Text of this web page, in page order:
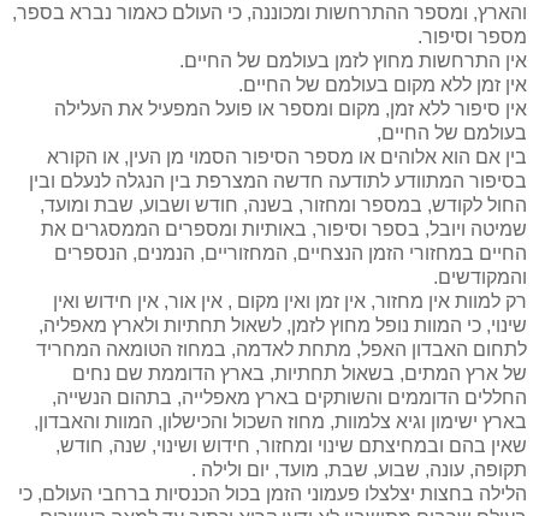
והארץ, ומספר ההתרחשות ומכוננה, כי העולם כאמור נברא בספר,
מספר וסיפור.
אין התרחשות מחוץ לזמן בעולמם של החיים.
אין זמן ללא מקום בעולמם של החיים.
אין סיפור ללא זמן, מקום ומספר או פועל המפעיל את העלילה
בעולמם של החיים,
בין אם הוא אלוהים או מספר הסיפור הסמוי מן העין, או הקורא
בסיפור המתוודע לתודעה חדשה המצרפת בין הנגלה לנעלם ובין
החול לקודש, במספר ומחזור, בשנה, חודש ושבוע, שבת ומועד,
שמיטה ויובל, בספר וסיפור, באותיות ומספרים הממסגרים את
החיים במחזורי הזמן הנצחיים, המחזוריים, הנמנים, הנספרים
והמקודשים.
רק למוות אין מחזור, אין זמן ואין מקום , אין אור, אין חידוש ואין
שינוי, כי המוות נופל מחוץ לזמן, לשאול תחתיות ולארץ מאפליה,
לתחום האבדון האפל, מתחת לאדמה, במחוז הטומאה המחריד
של ארץ המתים, בשאול תחתיות, בארץ הדוממת שם נחים
החללים הדוממים והשותקים בארץ מאפלייה, בתהום הנשייה,
בארץ ישימון וגיא צלמוות, מחוז השכול והכישלון, המוות והאבדון,
שאין בהם ובמחיצתם שינוי ומחזור, חידוש ושינוי, שנה, חודש,
תקופה, עונה, שבוע, שבת, מועד, יום ולילה .
הלילה בחצות יצלצלו פעמוני הזמן בכול הכנסיות ברחבי העולם, כי